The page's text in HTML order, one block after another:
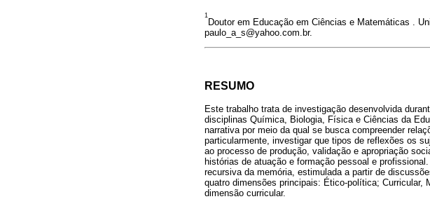
1
Doutor em Educação em Ciências e Matemáticas .
paulo_a_s@yahoo.com.br.
RESUMO
Este trabalho trata de investigação desenvolvida
disciplinas Química, Biologia, Física e Ciências da
narrativa por meio da qual se busca compreender
particularmente, investigar que tipos de reflexões os
ao processo de produção, validação e apropriação
histórias de atuação e formação pessoal e
recursiva da memória, estimulada a partir de
quatro dimensões principais: Ético-política; Curricular,
dimensão curricular.